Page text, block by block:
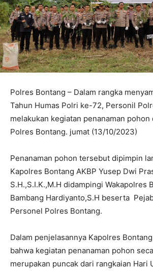
Polres Bontang – Dalam rangka
Tahun Humas Polri ke-72, Personil
melakukan kegiatan penanaman pohon
Polres Bontang. jumat (13/10/2023)
Penanaman pohon tersebut dipimpin
Kapolres Bontang AKBP Yusep Dwi
S.H.,S.I.K.,M.H didampingi Wakapolres
Bambang Hardiyanto,S.H beserta
Personel Polres Bontang.
Dalam penjelasannya Kapolres
bahwa kegiatan penanaman pohon
merupakan puncak dari rangkaian Hari